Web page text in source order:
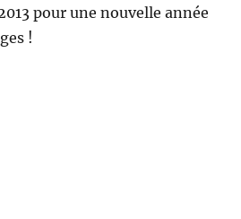
pour une nouvelle année
!